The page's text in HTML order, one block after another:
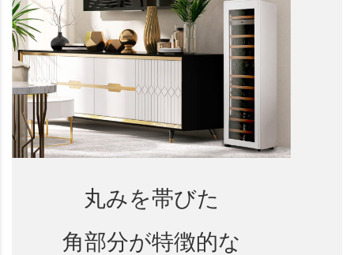
丸みを帯びた
角部分が特徴的な